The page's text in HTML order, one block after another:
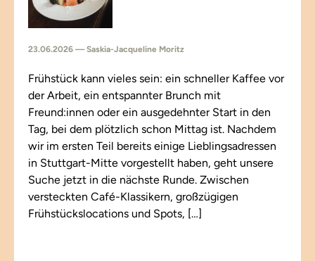
23.06.2026 — Saskia-Jacqueline Moritz
Frühstück kann vieles sein: ein schneller Kaffee vor
der Arbeit, ein entspannter Brunch mit
Freund:innen oder ein ausgedehnter Start in den
Tag, bei dem plötzlich schon Mittag ist. Nachdem
wir im ersten Teil bereits einige Lieblingsadressen
in Stuttgart-Mitte vorgestellt haben, geht unsere
Suche jetzt in die nächste Runde. Zwischen
versteckten Café-Klassikern, großzügigen
Frühstückslocations und Spots, […]